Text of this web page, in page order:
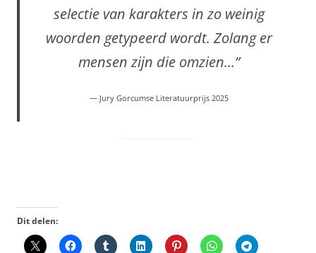
selectie van karakters in zo weinig
woorden getypeerd wordt. Zolang er
mensen zijn die omzien…”
— Jury Gorcumse Literatuurprijs 2025
Dit delen: